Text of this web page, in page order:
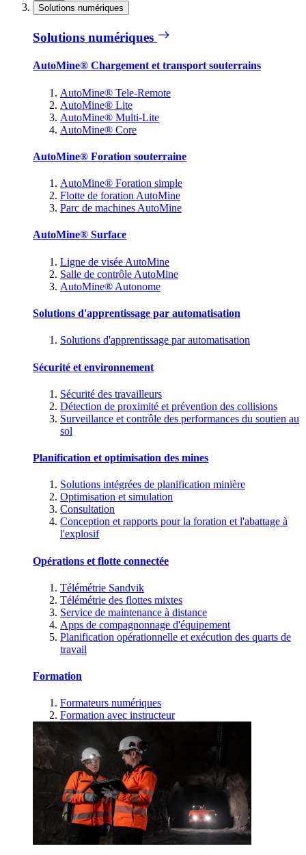
Solutions numériques
Solutions numériques
AutoMine® Chargement et transport souterrains
AutoMine® Tele-Remote
AutoMine® Lite
AutoMine® Multi-Lite
AutoMine® Core
AutoMine® Foration souterraine
AutoMine® Foration simple
Flotte de foration AutoMine
Parc de machines AutoMine
AutoMine® Surface
Ligne de visée AutoMine
Salle de contrôle AutoMine
AutoMine® Autonome
Solutions d'apprentissage par automatisation
Solutions d'apprentissage par automatisation
Sécurité et environnement
Sécurité des travailleurs
Détection de proximité et prévention des collisions
Surveillance et contrôle des performances du soutien au
sol
Planification et optimisation des mines
Solutions intégrées de planification minière
Optimisation et simulation
Consultation
Conception et rapports pour la foration et l'abattage à
l'explosif
Opérations et flotte connectée
Télémétrie Sandvik
Télémétrie des flottes mixtes
Service de maintenance à distance
Apps de compagnonnage d'équipement
Planification opérationnelle et exécution des quarts de
travail
Formation
Formateurs numériques
Formation avec instructeur